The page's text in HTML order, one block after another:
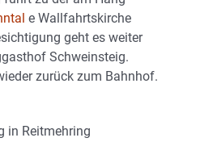
e Wallfahrtskirche
geht es weiter
Schweinsteig.
zurück zum Bahnhof.
in Reitmehring